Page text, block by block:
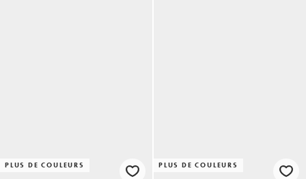
PLUS DE COULEURS PLUS DE COULEURS